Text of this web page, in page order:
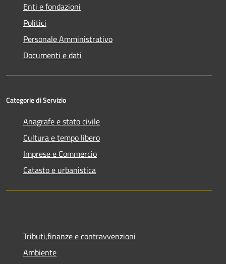
Enti e fondazioni
Politici
Personale Amministrativo
Documenti e dati
Categorie di Servizio
Anagrafe e stato civile
Cultura e tempo libero
Imprese e Commercio
Catasto e urbanistica
Tributi,finanze e contravvenzioni
Ambiente